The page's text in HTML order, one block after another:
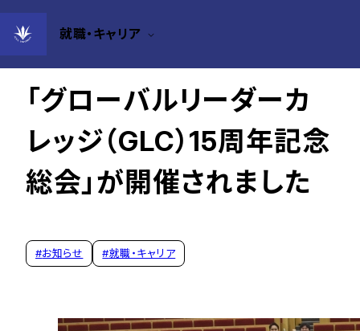
就職・キャリア
2022年09月16日
「グローバルリーダーカ
レッジ（GLC）15周年記念
総会」が開催されました
#お知らせ #就職・キャリア